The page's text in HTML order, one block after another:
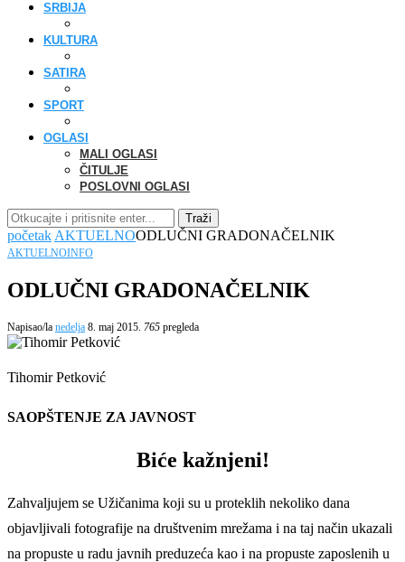
SRBIJA
KULTURA
SATIRA
SPORT
OGLASI
MALI OGLASI
ČITULJE
POSLOVNI OGLASI
Traži
početak AKTUELNOODLUČNI GRADONAČELNIK
AKTUELNOINFO
ODLUČNI GRADONAČELNIK
Napisao/la nedelja 8. maj 2015. 765 pregleda
Tihomir Petković
SAOPŠTENJE ZA JAVNOST
Biće kažnjeni!
Zahvaljujem se Užičanima koji su u proteklih nekoliko dana
objavljivali fotografije na društvenim mrežama i na taj način ukazali
na propuste u radu javnih preduzeća kao i na propuste zaposlenih u